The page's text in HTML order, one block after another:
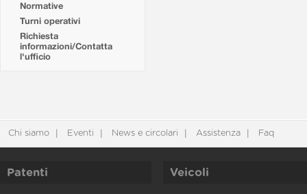
Normative
Turni operativi
Richiesta
informazioni/Contatta
l'ufficio
Chi siamo Eventi News e circolari Assistenza Faq
Patenti Veicoli